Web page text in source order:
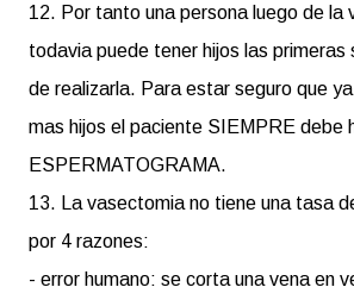
12. Por tanto una persona luego de la
todavia puede tener hijos las primeras
de realizarla. Para estar seguro que
mas hijos el paciente SIEMPRE debe
ESPERMATOGRAMA.
13. La vasectomia no tiene una tasa
por 4 razones:
- error humano: se corta una vena en